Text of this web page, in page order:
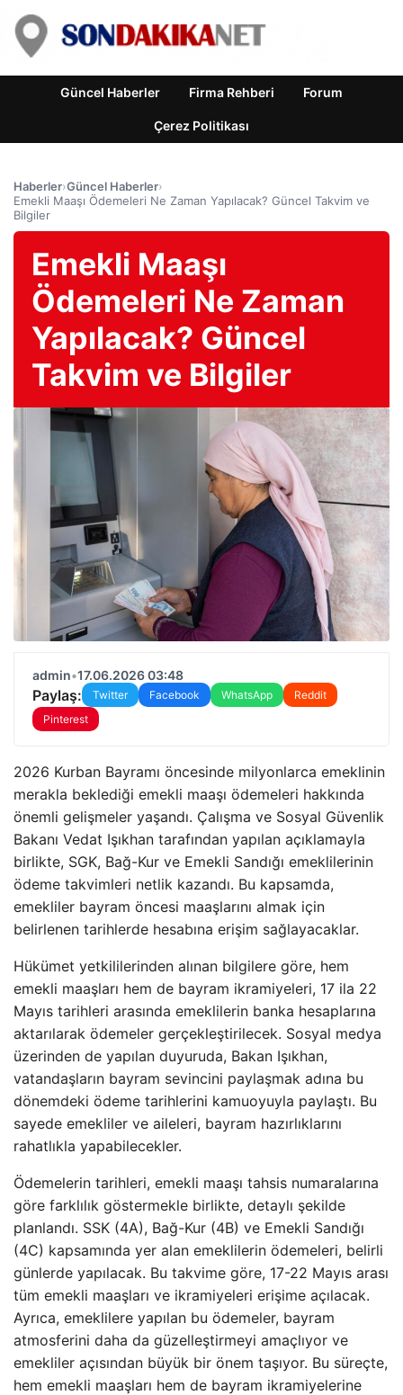
Güncel Haberler Firma Rehberi Forum
Çerez Politikası
Haberler›Güncel Haberler›
Emekli Maaşı Ödemeleri Ne Zaman Yapılacak? Güncel Takvim ve
Bilgiler
Emekli Maaşı
Ödemeleri Ne Zaman
Yapılacak? Güncel
Takvim ve Bilgiler
admin•17.06.2026 03:48
Paylaş: Twitter Facebook WhatsApp
Reddit
Pinterest
2026 Kurban Bayramı öncesinde milyonlarca emeklinin
merakla beklediği emekli maaşı ödemeleri hakkında
önemli gelişmeler yaşandı. Çalışma ve Sosyal Güvenlik
Bakanı Vedat Işıkhan tarafından yapılan açıklamayla
birlikte, SGK, Bağ-Kur ve Emekli Sandığı emeklilerinin
ödeme takvimleri netlik kazandı. Bu kapsamda,
emekliler bayram öncesi maaşlarını almak için
belirlenen tarihlerde hesabına erişim sağlayacaklar.
Hükümet yetkililerinden alınan bilgilere göre, hem
emekli maaşları hem de bayram ikramiyeleri, 17 ila 22
Mayıs tarihleri arasında emeklilerin banka hesaplarına
aktarılarak ödemeler gerçekleştirilecek. Sosyal medya
üzerinden de yapılan duyuruda, Bakan Işıkhan,
vatandaşların bayram sevincini paylaşmak adına bu
dönemdeki ödeme tarihlerini kamuoyuyla paylaştı. Bu
sayede emekliler ve aileleri, bayram hazırlıklarını
rahatlıkla yapabilecekler.
Ödemelerin tarihleri, emekli maaşı tahsis numaralarına
göre farklılık göstermekle birlikte, detaylı şekilde
planlandı. SSK (4A), Bağ-Kur (4B) ve Emekli Sandığı
(4C) kapsamında yer alan emeklilerin ödemeleri, belirli
günlerde yapılacak. Bu takvime göre, 17-22 Mayıs arası
tüm emekli maaşları ve ikramiyeleri erişime açılacak.
Ayrıca, emeklilere yapılan bu ödemeler, bayram
atmosferini daha da güzelleştirmeyi amaçlıyor ve
emekliler açısından büyük bir önem taşıyor. Bu süreçte,
hem emekli maaşları hem de bayram ikramiyelerine